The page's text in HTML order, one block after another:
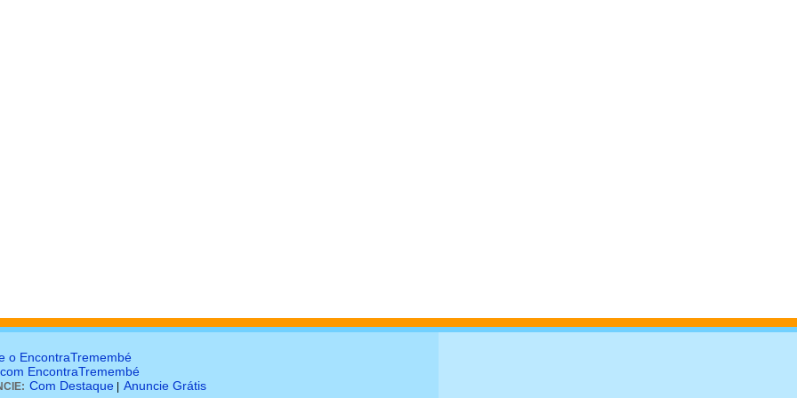
o EncontraTremembé
EncontraTremembé
Com Destaque Anuncie Grátis